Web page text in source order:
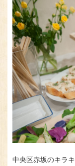
中央区赤坂のキラ